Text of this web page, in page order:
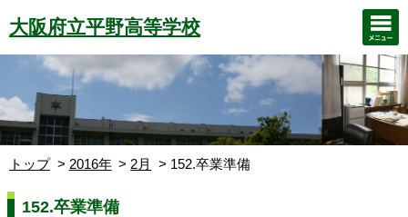
大阪府立平野高等学校
トップ 2016年 2月 152.卒業準備
152.卒業準備